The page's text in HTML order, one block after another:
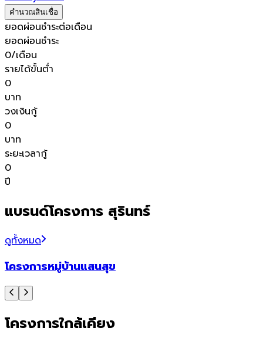
คำนวณสินเชื่อ
ยอดผ่อนชำระต่อเดือน
ยอดผ่อนชำระ
0/เดือน
รายได้ขั้นต่ำ
0
บาท
วงเงินกู้
0
บาท
ระยะเวลากู้
0
ปี
แบรนด์โครงการ สุรินทร์
ดูทั้งหมด
โครงการหมู่บ้านแสนสุข
โครงการใกล้เคียง